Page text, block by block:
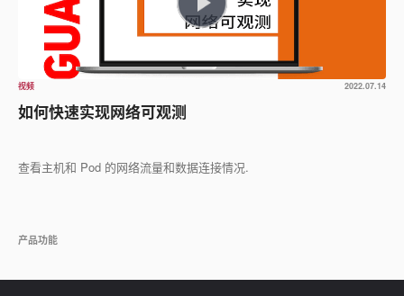
视频 2022.07.14
如何快速实现网络可观测
查看主机和 Pod 的网络流量和数据连接情况.
产品功能